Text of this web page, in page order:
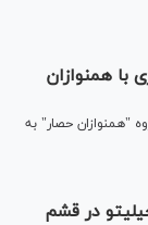
با همنوازان
"همنوازان حصار" به
در قشم